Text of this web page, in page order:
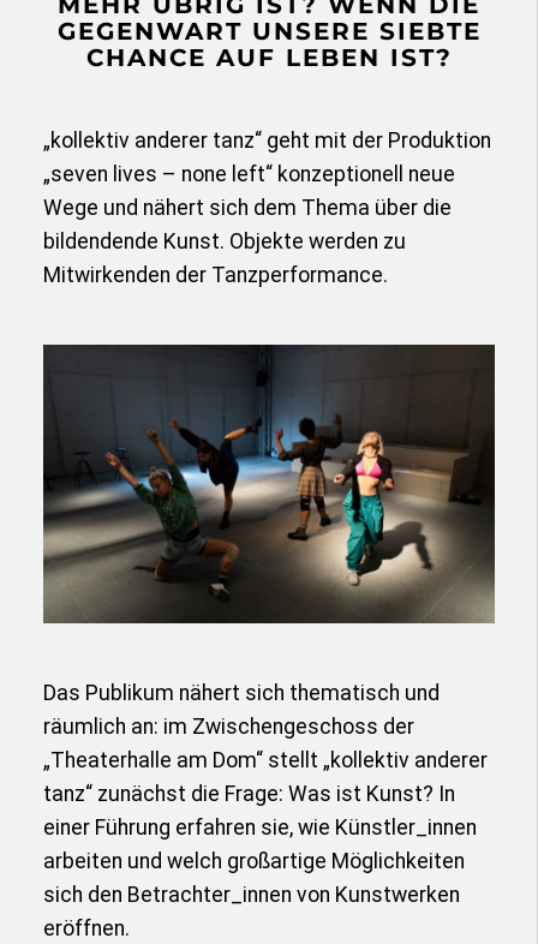
GEGENWART UNSERE SIEBTE
CHANCE AUF LEBEN IST?
„kollektiv anderer tanz“ geht mit der Produktion
„seven lives – none left“ konzeptionell neue
Wege und nähert sich dem Thema über die
bildendende Kunst. Objekte werden zu
Mitwirkenden der Tanzperformance.
Das Publikum nähert sich thematisch und
räumlich an: im Zwischengeschoss der
„Theaterhalle am Dom“ stellt „kollektiv anderer
tanz“ zunächst die Frage: Was ist Kunst? In
einer Führung erfahren sie, wie Künstler_innen
arbeiten und welch großartige Möglichkeiten
sich den Betrachter_innen von Kunstwerken
eröffnen.